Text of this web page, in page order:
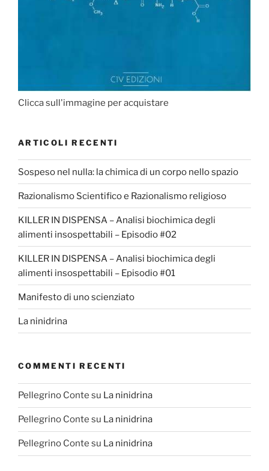
Clicca sull'immagine per acquistare
ARTICOLI RECENTI
Sospeso nel nulla: la chimica di un corpo nello spazio
Razionalismo Scientifico e Razionalismo religioso
KILLER IN DISPENSA – Analisi biochimica degli
alimenti insospettabili – Episodio #02
KILLER IN DISPENSA – Analisi biochimica degli
alimenti insospettabili – Episodio #01
Manifesto di uno scienziato
La ninidrina
COMMENTI RECENTI
Pellegrino Conte su La ninidrina
Pellegrino Conte su La ninidrina
Pellegrino Conte su La ninidrina